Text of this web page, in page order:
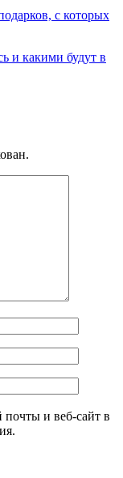
с которых
и какими будут в
почты и веб-сайт в